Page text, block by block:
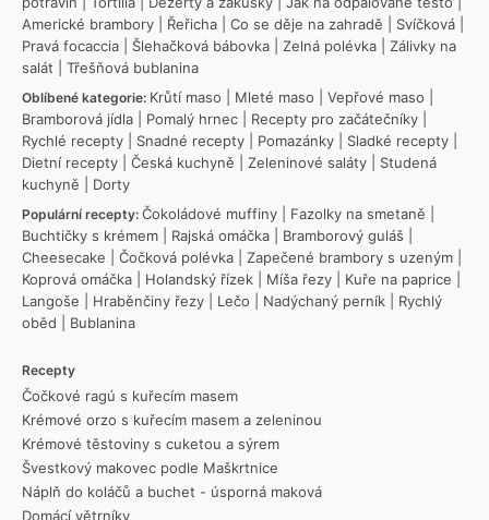
Americké brambory
Řeřicha Co se děje na zahradě Svíčková
Pravá focaccia
Šlehačková bábovka Zelná polévka
Zálivky na
salát
Třešňová bublanina
Oblíbené kategorie: Krůtí maso Mleté maso Vepřové maso
Bramborová jídla
Pomalý hrnec Recepty pro začátečníky
Rychlé recepty
Snadné recepty Pomazánky Sladké recepty
Dietní recepty
Česká kuchyně Zeleninové saláty
Studená
kuchyně
Dorty
Populární recepty: Čokoládové muffiny Fazolky na smetaně
Buchtičky s krémem
Rajská omáčka Bramborový guláš
Cheesecake
Čočková polévka Zapečené brambory s uzeným
Koprová omáčka
Holandský řízek Míša řezy Kuře na paprice
Langoše
Hraběnčiny řezy Lečo Nadýchaný perník
Rychlý
oběd
Bublanina
Recepty
Čočkové ragú s kuřecím masem
Krémové orzo s kuřecím masem a zeleninou
Krémové těstoviny s cuketou a sýrem
Švestkový makovec podle Maškrtnice
Náplň do koláčů a buchet - úsporná maková
Domácí větrníky